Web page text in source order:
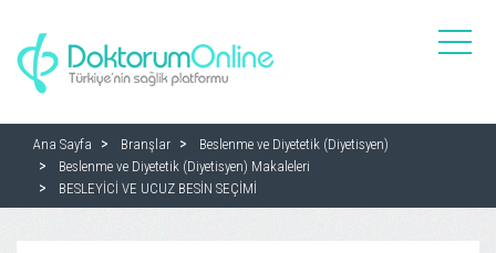
toggle
Ana Sayfa Branşlar
Beslenme ve Diyetetik (Diyetisyen)
Beslenme ve Diyetetik (Diyetisyen) Makaleleri
BESLEYİCİ VE UCUZ BESİN SEÇİMİ